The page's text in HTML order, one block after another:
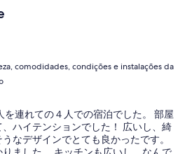
comodidades, condições e instalações da
連れての４人での宿泊でした。 部屋
ハイテンションでした！ 広いし、綺
なデザインでとても良かったです。